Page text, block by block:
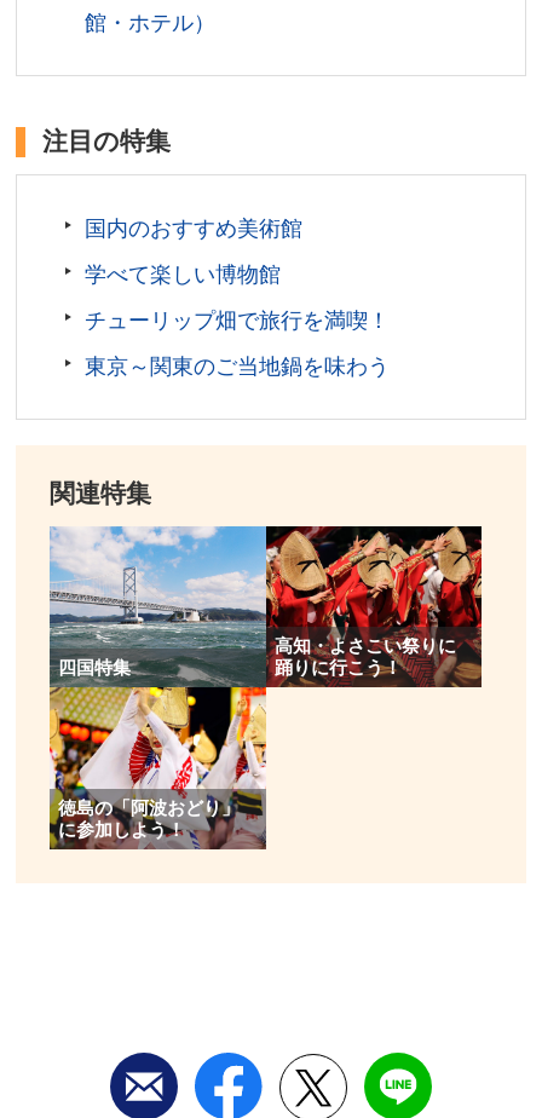
館・ホテル）
注目の特集
国内のおすすめ美術館
学べて楽しい博物館
チューリップ畑で旅行を満喫！
東京～関東のご当地鍋を味わう
関連特集
四国特集
高知・よさこい祭りに
踊りに行こう！
徳島の「阿波おどり」
に参加しよう！